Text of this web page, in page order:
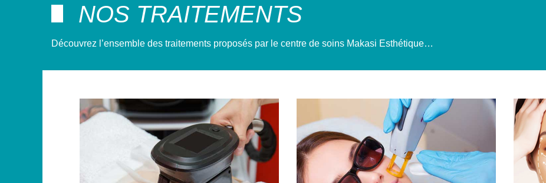
NOS TRAITEMENTS
Découvrez l’ensemble des traitements proposés par le centre de soins Makasi Esthétique…